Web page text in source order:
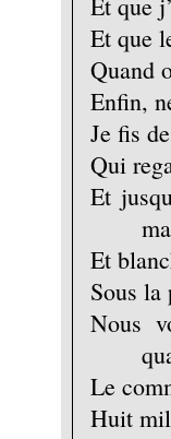
Et que
Quand
Enfin,
Je fis
Qui
Et
Et
Sous
Nous
Le
Huit